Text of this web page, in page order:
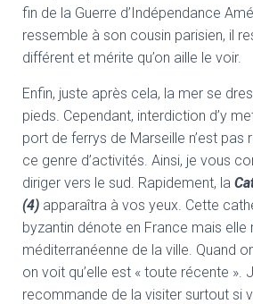
fin de la Guerre d’Indépendance
ressemble à son cousin parisien, il
différent et mérite qu’on aille le voir.
Enfin, juste après cela, la mer se
pieds. Cependant, interdiction d’y
port de ferrys de Marseille n’est
ce genre d’activités. Ainsi, je vous
diriger vers le sud. Rapidement, la
(4) apparaîtra à vos yeux. Cette
byzantin dénote en France mais elle
méditerranéenne de la ville. Quand
on voit qu’elle est « toute récente ».
recommande de la visiter surtout si